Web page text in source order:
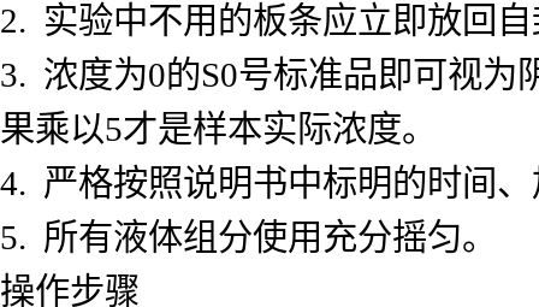
2. 实验中不用的板条应立即放回
3. 浓度为0的S0号标准品即可视为
果乘以5才是样本实际浓度。
4. 严格按照说明书中标明的时间
5. 所有液体组分使用充分摇匀。
操作步骤